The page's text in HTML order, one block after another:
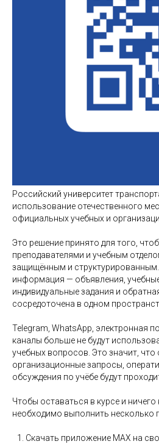
Российский университет
использование отечественного
официальных учебных и
Это решение принято для того,
преподавателями и учебным
защищённым и
информация — объявления,
индивидуальные задания и
сосредоточена в одном
Telegram, WhatsApp, электронная
каналы больше не будут
учебных вопросов. Это значит, что
организационные запросы,
обсуждения по учёбе будут
Чтобы оставаться в курсе и ничего
необходимо выполнить несколько
Скачать приложение МАХ на